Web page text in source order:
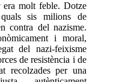
molt feble. Dotze
sis milions de
contra del nazisme.
i moral,
del nazi-feixisme
de resistència i de
recolzades per una